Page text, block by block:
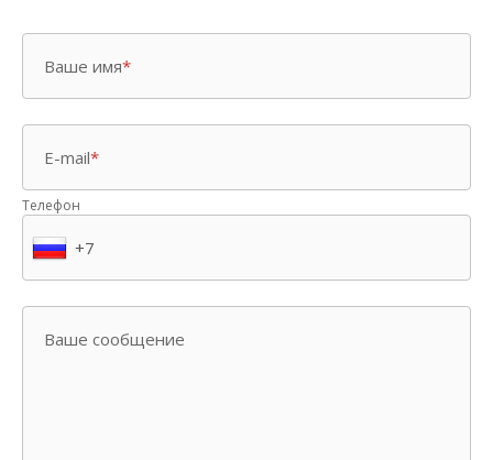
Ваше имя*
E-mail*
Телефон
Ваше сообщение